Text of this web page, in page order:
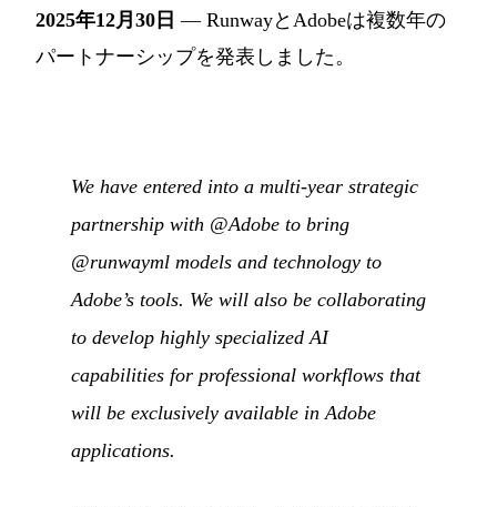
2025年12月30日 — RunwayとAdobeは複数年の
パートナーシップを発表しました。
We have entered into a multi-year strategic
partnership with @Adobe to bring
@runwayml models and technology to
Adobe’s tools. We will also be collaborating
to develop highly specialized AI
capabilities for professional workflows that
will be exclusively available in Adobe
applications.